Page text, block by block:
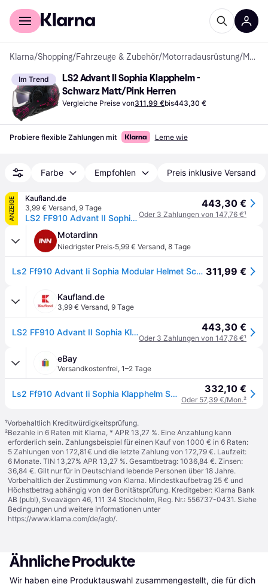
Für Shopper
Klarna/Shopping/Fahrzeuge & Zubehör/Motorradausrüstung/ Motorradhelme
Im Trend
LS2 Advant II Sophia Klapphelm -
Schwarz Matt/Pink Herren
Vergleiche Preise von311,99 €bis443,30 €
Probiere flexible Zahlungen mit Lerne wie
Farbe Empfohlen Preis inklusive Versand
ANZEIGE
Kaufland.de
3,99 € Versand, 9 Tage
LS2 FF910 Advant II Sophia Klapphelm, schwarz matt/pink, XS (53/54)
443,30 €
Oder 3 Zahlungen von 147,76 €¹
Motardinn
Niedrigster Preis·5,99 € Versand, 8 Tage
Ls2 Ff910 Advant Ii Sophia Modular Helmet Schwarz XS 311,99 €
Kaufland.de
3,99 € Versand, 9 Tage
LS2 FF910 Advant II Sophia Klapphelm, schwarz matt/pink, XS (53/54) 443,30 €
Oder 3 Zahlungen von 147,76 €¹
eBay
Versandkostenfrei, 1–2 Tage
Ls2 Ff910 Advant Ii Sophia Klapphelm Schwarz-pink 332,10 €
Oder 57,39 €/Mon.²
¹Vorbehaltlich Kreditwürdigkeitsprüfung.
²Bezahle in 6 Raten mit Klarna, * APR 13,27 %. Eine Anzahlung kann
erforderlich sein. Zahlungsbeispiel für einen Kauf von 1000 € in 6 Raten:
5 Zahlungen von 172,81€ und die letzte Zahlung von 172,79 €. Laufzeit:
6 Monate. TIN 13,27% APR 13,27 %. Gesamtbetrag: 1036,84 €. Zinsen:
36,84 €. Gilt nur für in Deutschland lebende Personen über 18 Jahre.
Vorbehaltlich der Zustimmung von Klarna. Mindestkaufbetrag 25 € und
Höchstbetrag abhängig von der Bonitätsprüfung. Kreditgeber: Klarna Bank
AB (publ), Sveavägen 46, 111 34 Stockholm, Reg. Nr.: 556737-0431. Siehe
Bedingungen und weitere Informationen unter
https://www.klarna.com/de/agb/.
Ähnliche Produkte
Wir haben eine Produktauswahl zusammengestellt, die für dich